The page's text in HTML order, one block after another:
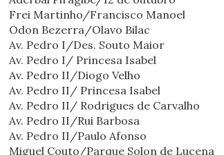
Frei Martinho/Francisco Manoel
Odon Bezerra/Olavo Bilac
Av. Pedro I/Des. Souto Maior
Av. Pedro I/ Princesa Isabel
Av. Pedro II/Diogo Velho
Av. Pedro II/ Princesa Isabel
Av. Pedro II/ Rodrigues de Carvalho
Av. Pedro II/Rui Barbosa
Av. Pedro II/Paulo Afonso
Miguel Couto/Parque Solon de Lucena